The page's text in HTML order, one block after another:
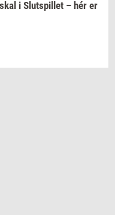
iSlut­spil­let – hér er